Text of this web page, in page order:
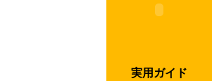
実用ガイド